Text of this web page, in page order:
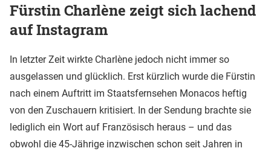
Fürstin Charlène zeigt sich lachend
auf Instagram
In letzter Zeit wirkte Charlène jedoch nicht immer so
ausgelassen und glücklich. Erst kürzlich wurde die Fürstin
nach einem Auftritt im Staatsfernsehen Monacos heftig
von den Zuschauern kritisiert. In der Sendung brachte sie
lediglich ein Wort auf Französisch heraus – und das
obwohl die 45-Jährige inzwischen schon seit Jahren in